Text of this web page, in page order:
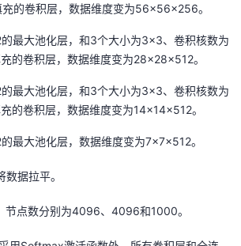
的卷积层，数据维度变为56×56×256。
最大池化层，和3个大小为3×3、卷积核数为
的卷积层，数据维度变为28×28×512。
最大池化层，和3个大小为3×3、卷积核数为
的卷积层，数据维度变为14×14×512。
最大池化层，数据维度变为7×7×512。
据拉平。
节点数分别为4096、4096和1000。